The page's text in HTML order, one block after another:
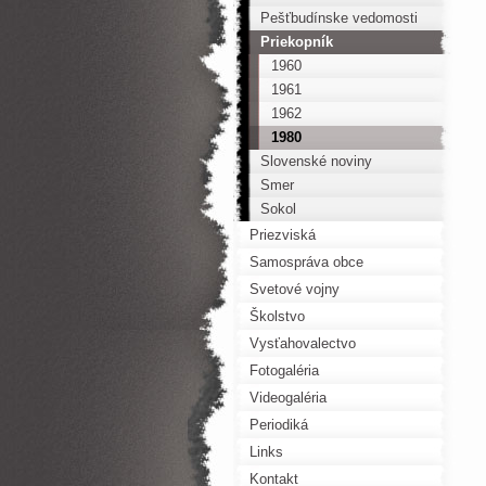
Pešťbudínske vedomosti
Priekopník
1960
1961
1962
1980
Slovenské noviny
Smer
Sokol
Priezviská
Samospráva obce
Svetové vojny
Školstvo
Vysťahovalectvo
Fotogaléria
Videogaléria
Periodiká
Links
Kontakt